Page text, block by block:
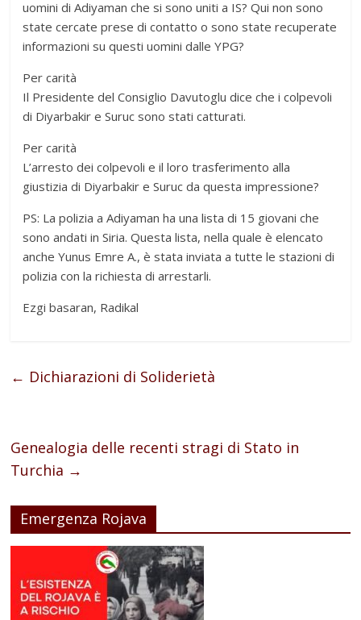
uomini di Adiyaman che si sono uniti a IS? Qui non sono
state cercate prese di contatto o sono state recuperate
informazioni su questi uomini dalle YPG?
Per carità
Il Presidente del Consiglio Davutoglu dice che i colpevoli
di Diyarbakir e Suruc sono stati catturati.
Per carità
L’arresto dei colpevoli e il loro trasferimento alla
giustizia di Diyarbakir e Suruc da questa impressione?
PS: La polizia a Adiyaman ha una lista di 15 giovani che
sono andati in Siria. Questa lista, nella quale è elencato
anche Yunus Emre A., è stata inviata a tutte le stazioni di
polizia con la richiesta di arrestarli.
Ezgi basaran, Radikal
← Dichiarazioni di Soliderietà
Genealogia delle recenti stragi di Stato in
Turchia →
Emergenza Rojava